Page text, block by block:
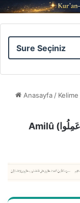
Sure
Ayet
Anasayfa / Kelime